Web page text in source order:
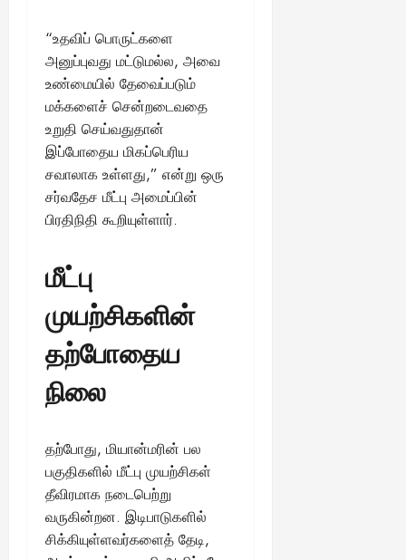
“உதவிப் பொருட்களை
அனுப்புவது மட்டுமல்ல, அவை
உண்மையில் தேவைப்படும்
மக்களைச் சென்றடைவதை
உறுதி செய்வதுதான்
இப்போதைய மிகப்பெரிய
சவாலாக உள்ளது,” என்று ஒரு
சர்வதேச மீட்பு அமைப்பின்
பிரதிநிதி கூறியுள்ளார்.
மீட்பு
முயற்சிகளின்
தற்போதைய
நிலை
தற்போது, மியான்மரின் பல
பகுதிகளில் மீட்பு முயற்சிகள்
தீவிரமாக நடைபெற்று
வருகின்றன. இடிபாடுகளில்
சிக்கியுள்ளவர்களைத் தேடி,